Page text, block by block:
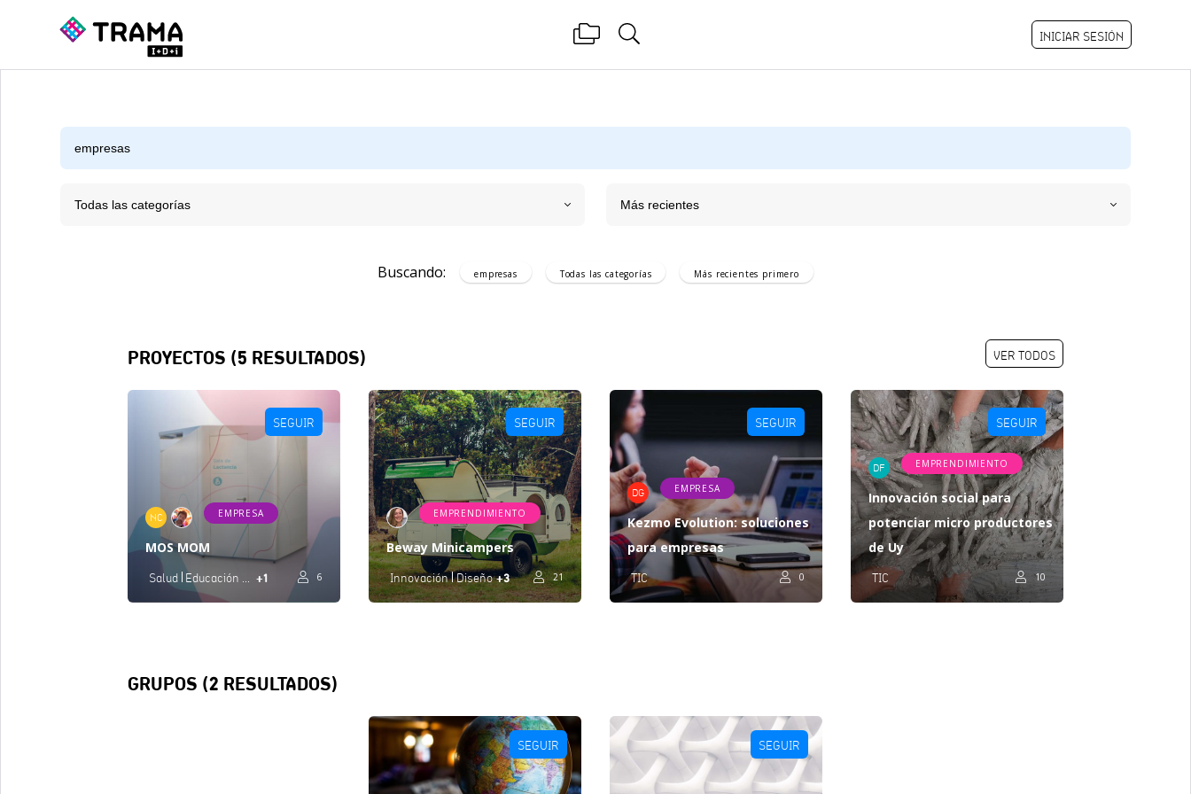
INICIAR SESIÓN
Todas las categorías Más recientes
Buscando: empresas Todas las categorías Más recientes primero
PROYECTOS (5 RESULTADOS) VER TODOS
SEGUIR
NC EMPRESA
MOS MOM
Salud +1 6
SEGUIR
EMPRENDIMIENTO
Beway Minicampers
Innovación Diseño +3 21
SEGUIR
DG EMPRESA
Kezmo Evolution: soluciones
para empresas
TIC 0
SEGUIR
DF EMPRENDIMIENTO
Innovación social para
potenciar micro productores
de Uy
TIC 10
GRUPOS (2 RESULTADOS)
SEGUIR SEGUIR